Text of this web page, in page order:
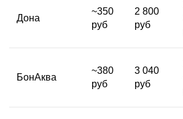
Дона
~350
руб
2 800
руб
БонАква
~380
руб
3 040
руб